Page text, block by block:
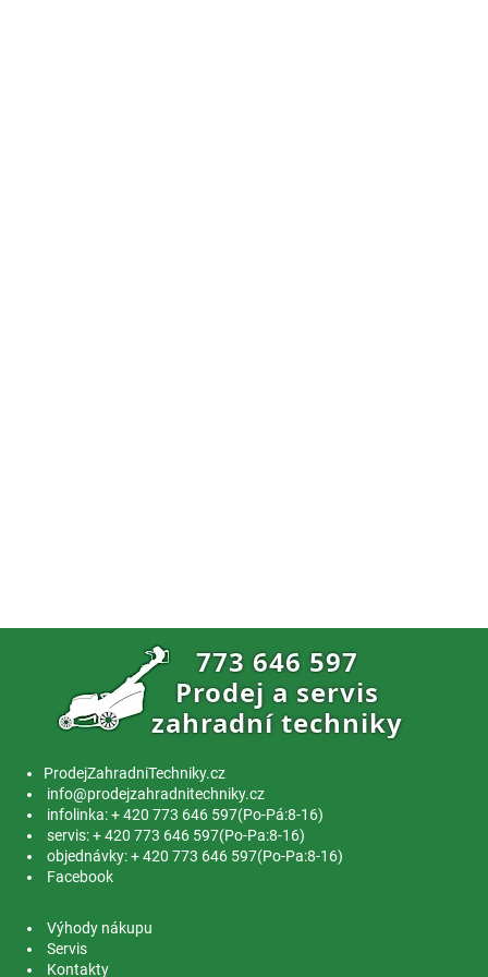
ProdejZahradniTechniky.cz
info@prodejzahradnitechniky.cz
infolinka: + 420 773 646 597(Po-Pá:8-16)
servis: + 420 773 646 597(Po-Pa:8-16)
objednávky: + 420 773 646 597(Po-Pa:8-16)
Facebook
Výhody nákupu
Servis
Kontakty